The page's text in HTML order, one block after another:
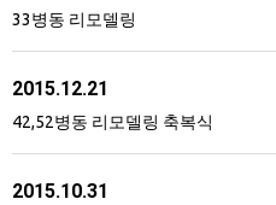
33병동 리모델링
2015.12.21
42,52병동 리모델링 축복식
2015.10.31